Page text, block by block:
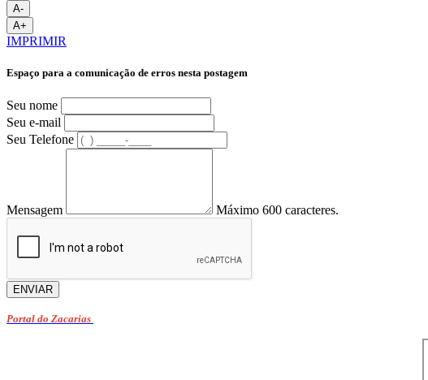
A-
A+
IMPRIMIR
Espaço para a comunicação de erros nesta postagem
Seu nome
Seu e-mail
Seu Telefone
Mensagem Máximo 600 caracteres.
ENVIAR
Portal do Zacarias